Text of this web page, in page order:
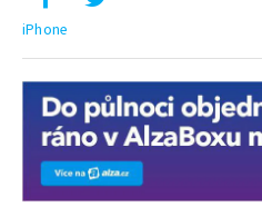
iPhone